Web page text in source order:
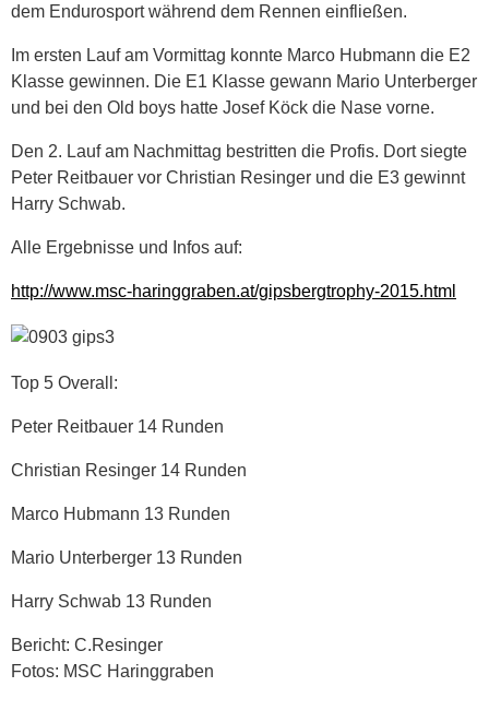
dem Endurosport während dem Rennen einfließen.
Im ersten Lauf am Vormittag konnte Marco Hubmann die E2
Klasse gewinnen. Die E1 Klasse gewann Mario Unterberger
und bei den Old boys hatte Josef Köck die Nase vorne.
Den 2. Lauf am Nachmittag bestritten die Profis. Dort siegte
Peter Reitbauer vor Christian Resinger und die E3 gewinnt
Harry Schwab.
Alle Ergebnisse und Infos auf:
http://www.msc-haringgraben.at/gipsbergtrophy-2015.html
Top 5 Overall:
Peter Reitbauer 14 Runden
Christian Resinger 14 Runden
Marco Hubmann 13 Runden
Mario Unterberger 13 Runden
Harry Schwab 13 Runden
Bericht: C.Resinger
Fotos: MSC Haringgraben